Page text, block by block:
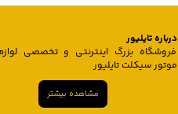
درباره تایلیور
فروشگاه بزرگ اینترنتی و تخصصی
موتور سیکلت تایلیور
مشاهده بیشتر